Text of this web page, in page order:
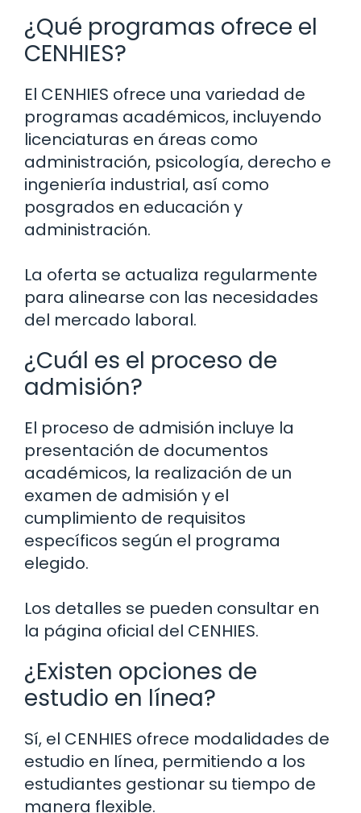
¿Qué programas ofrece el
CENHIES?
El CENHIES ofrece una variedad de
programas académicos, incluyendo
licenciaturas en áreas como
administración, psicología, derecho e
ingeniería industrial, así como
posgrados en educación y
administración.
La oferta se actualiza regularmente
para alinearse con las necesidades
del mercado laboral.
¿Cuál es el proceso de
admisión?
El proceso de admisión incluye la
presentación de documentos
académicos, la realización de un
examen de admisión y el
cumplimiento de requisitos
específicos según el programa
elegido.
Los detalles se pueden consultar en
la página oficial del CENHIES.
¿Existen opciones de
estudio en línea?
Sí, el CENHIES ofrece modalidades de
estudio en línea, permitiendo a los
estudiantes gestionar su tiempo de
manera flexible.